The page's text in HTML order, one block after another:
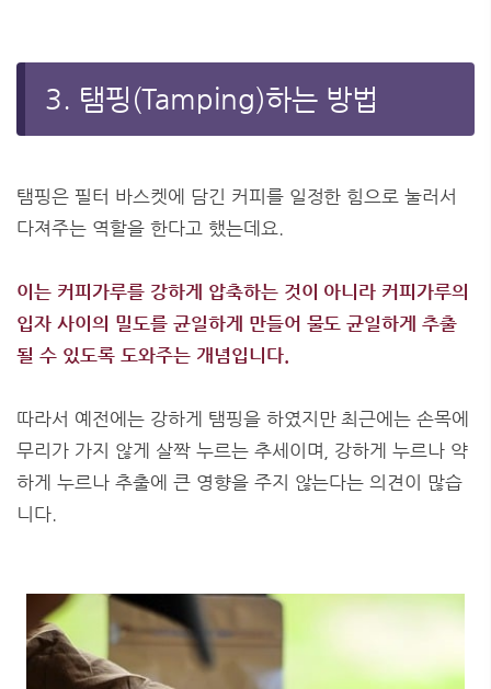
3. 탬핑(Tamping)하는 방법
탬핑은 필터 바스켓에 담긴 커피를 일정한 힘으로 눌러서
다져주는 역할을 한다고 했는데요.
이는 커피가루를 강하게 압축하는 것이 아니라 커피가루의
입자 사이의 밀도를 균일하게 만들어 물도 균일하게 추출
될 수 있도록 도와주는 개념입니다.
따라서 예전에는 강하게 탬핑을 하였지만 최근에는 손목에
무리가 가지 않게 살짝 누르는 추세이며, 강하게 누르나 약
하게 누르나 추출에 큰 영향을 주지 않는다는 의견이 많습
니다.